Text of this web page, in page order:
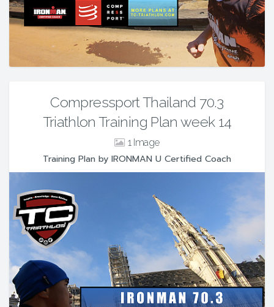
Compressport Thailand 70.3
Triathlon Training Plan week 14
1
Training Plan by IRONMAN U Certified Coach